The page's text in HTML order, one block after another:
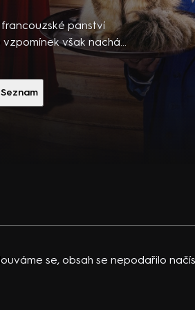
panství
však nachází
identitou komorníka se
situace a díky nim
Francouzská
P. Bas a další.
Seznam
se, obsah se nepodařilo
K.